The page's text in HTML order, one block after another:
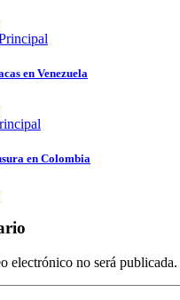
en Venezuela
en Colombia
electrónico no será publicada.